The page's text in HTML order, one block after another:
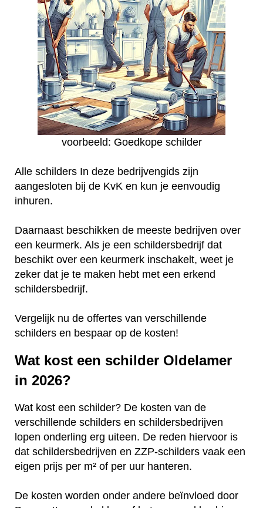
voorbeeld: Goedkope schilder
Alle schilders In deze bedrijvengids zijn
aangesloten bij de KvK en kun je eenvoudig
inhuren.
Daarnaast beschikken de meeste bedrijven over
een keurmerk. Als je een schildersbedrijf dat
beschikt over een keurmerk inschakelt, weet je
zeker dat je te maken hebt met een erkend
schildersbedrijf.
Vergelijk nu de offertes van verschillende
schilders en bespaar op de kosten!
Wat kost een schilder Oldelamer
in 2026?
Wat kost een schilder? De kosten van de
verschillende schilders en schildersbedrijven
lopen onderling erg uiteen. De reden hiervoor is
dat schildersbedrijven en ZZP-schilders vaak een
eigen prijs per m² of per uur hanteren.
De kosten worden onder andere beïnvloed door